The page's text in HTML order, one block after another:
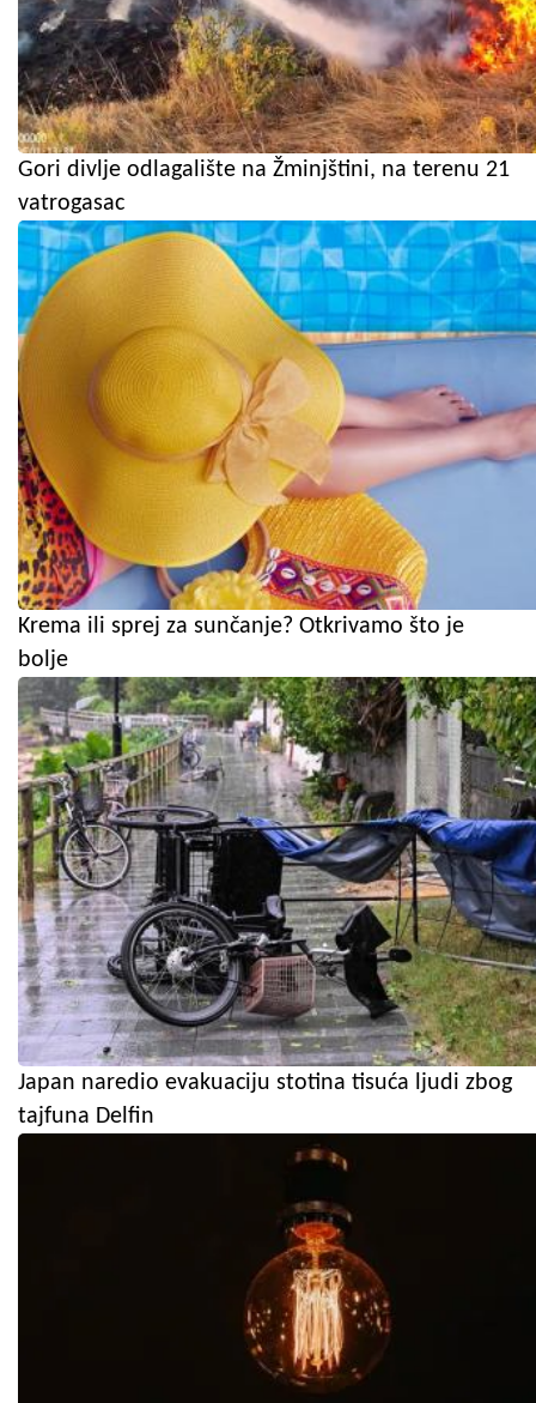
Gori divlje odlagalište na Žminjštini, na terenu 21
vatrogasac
Krema ili sprej za sunčanje? Otkrivamo što je
bolje
Japan naredio evakuaciju stotina tisuća ljudi zbog
tajfuna Delfin